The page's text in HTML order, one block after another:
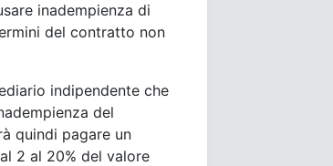
inadempienza di
del contratto non
indipendente che
del
quindi pagare un
2 al 20% del valore